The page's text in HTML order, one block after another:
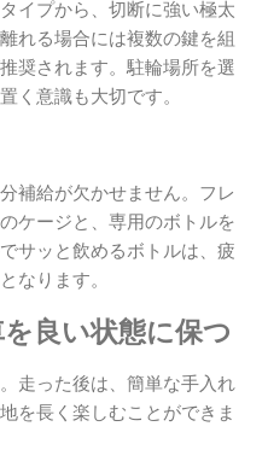
イプから、切断に強い極太
れる場合には複数の鍵を組
奨されます。駐輪場所を選
く意識も大切です。
補給が欠かせません。フレ
ケージと、専用のボトルを
サッと飲めるボトルは、疲
なります。
良い状態に保つ
走った後は、簡単な手入れ
を長く楽しむことができま